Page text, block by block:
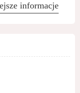
informacje